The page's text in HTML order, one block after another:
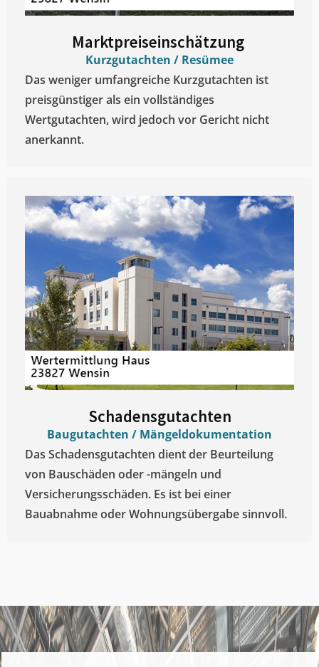
Marktpreiseinschätzung ​
Kurzgutachten / Resümee
Das weniger umfangreiche Kurzgutachten ist
preisgünstiger als ein vollständiges
Wertgutachten, wird jedoch vor Gericht nicht
anerkannt.
Schadensgutachten
Baugutachten / Mängeldokumentation
Das Schadensgutachten dient der Beurteilung
von Bauschäden oder -mängeln und
Versicherungsschäden. Es ist bei einer
Bauabnahme oder Wohnungsübergabe sinnvoll.